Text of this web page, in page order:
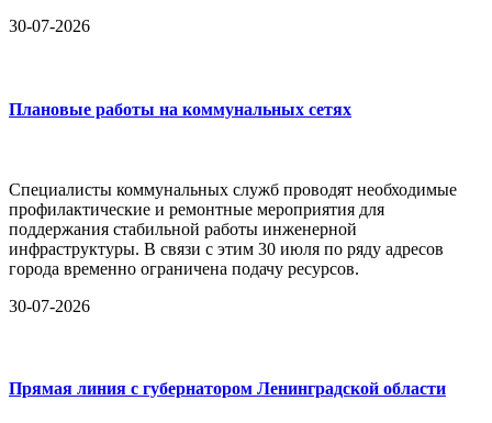
30-07-2026
Плановые работы на коммунальных сетях
Специалисты коммунальных служб проводят необходимые
профилактические и ремонтные мероприятия для
поддержания стабильной работы инженерной
инфраструктуры. В связи с этим 30 июля по ряду адресов
города временно ограничена подачу ресурсов.
30-07-2026
Прямая линия с губернатором Ленинградской области